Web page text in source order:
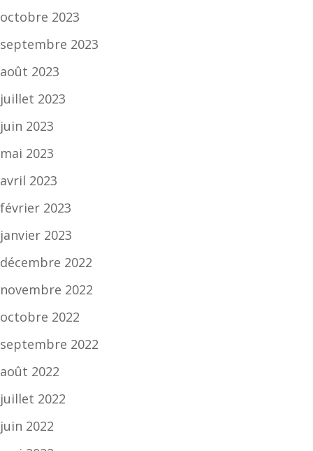
octobre 2023
septembre 2023
août 2023
juillet 2023
juin 2023
mai 2023
avril 2023
février 2023
janvier 2023
décembre 2022
novembre 2022
octobre 2022
septembre 2022
août 2022
juillet 2022
juin 2022